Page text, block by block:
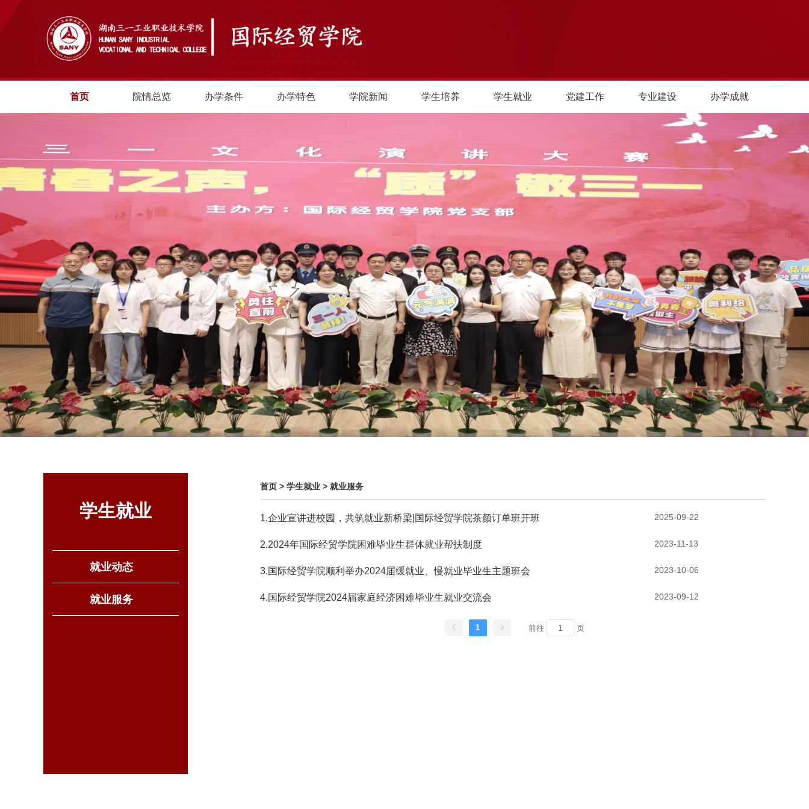
首页 院情总览 办学条件 办学特色 学院新闻 学生培养 学生就业 党建工作 专业建设 办学成就
学生就业
就业动态
就业服务
首页 > 学生就业 > 就业服务
1.企业宣讲进校园，共筑就业新桥梁|国际经贸学院茶颜订单班开班 2025-09-22
2.2024年国际经贸学院困难毕业生群体就业帮扶制度 2023-11-13
3.国际经贸学院顺利举办2024届缓就业、慢就业毕业生主题班会 2023-10-06
4.国际经贸学院2024届家庭经济困难毕业生就业交流会 2023-09-12
1 前往 页